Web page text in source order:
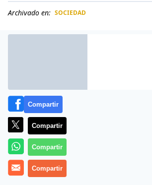
Archivado en: SOCIEDAD
Un juez argentino anuló la boda de
Compartir
Compartir
Compartir
Compartir